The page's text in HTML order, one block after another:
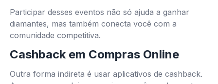
Participar desses eventos não só ajuda a ganhar
diamantes, mas também conecta você com a
comunidade competitiva.
Cashback em Compras Online
Outra forma indireta é usar aplicativos de cashback.